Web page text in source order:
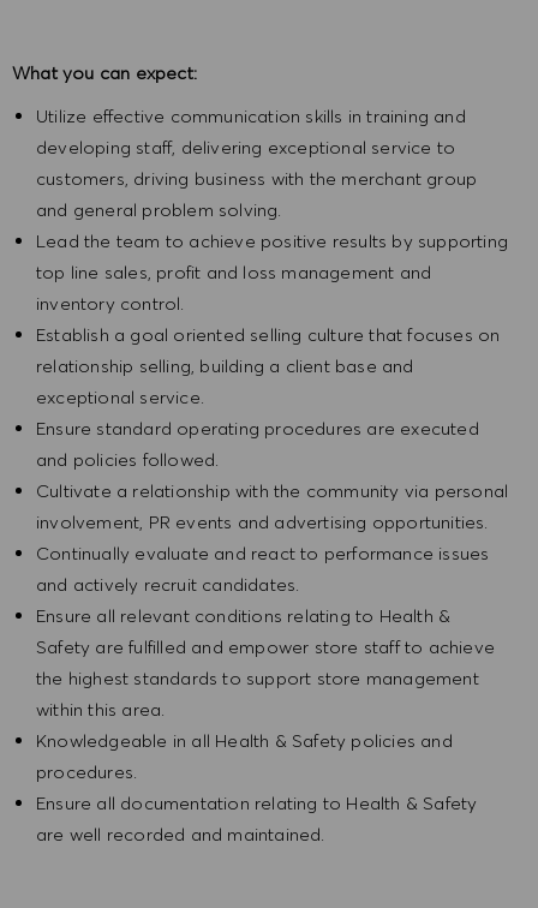
What you can expect:
Utilize effective communication skills in training and
developing staff, delivering exceptional service to
customers, driving business with the merchant group
and general problem solving.
Lead the team to achieve positive results by supporting
top line sales, profit and loss management and
inventory control.
Establish a goal oriented selling culture that focuses on
relationship selling, building a client base and
exceptional service.
Ensure standard operating procedures are executed
and policies followed.
Cultivate a relationship with the community via personal
involvement, PR events and advertising opportunities.
Continually evaluate and react to performance issues
and actively recruit candidates.
Ensure all relevant conditions relating to Health &
Safety are fulfilled and empower store staff to achieve
the highest standards to support store management
within this area.
Knowledgeable in all Health & Safety policies and
procedures.
Ensure all documentation relating to Health & Safety
are well recorded and maintained.